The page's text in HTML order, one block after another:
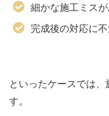
細かな施工ミス
完成後の対応に
といったケースでは
す。